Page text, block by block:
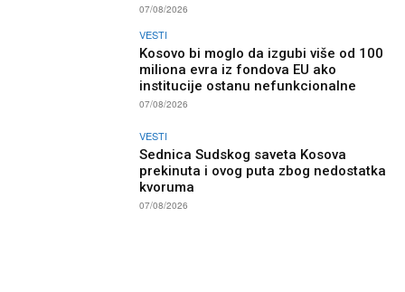
07/08/2026
VESTI
Kosovo bi moglo da izgubi više od 100
miliona evra iz fondova EU ako
institucije ostanu nefunkcionalne
07/08/2026
VESTI
Sednica Sudskog saveta Kosova
prekinuta i ovog puta zbog nedostatka
kvoruma
07/08/2026